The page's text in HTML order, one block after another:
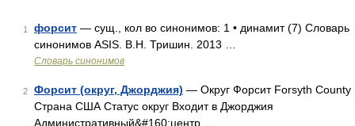
1 форсит — сущ., кол во синонимов: 1 • динамит (7) Словарь
синонимов ASIS. В.Н. Тришин. 2013 …
Словарь синонимов
2 Форсит (округ, Джорджия) — Округ Форсит Forsyth County
Страна США Статус округ Входит в Джорджия
Административный&#160;центр …